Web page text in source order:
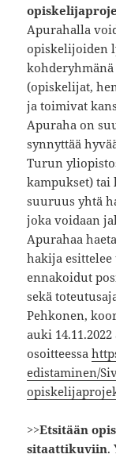
Apurahalla
opiskelijoiden
(opiskelijat,
ja toimivat
Apuraha on
synnyttää
Turun
kampukset)
suuruus yhtä
joka voidaan
Apurahaa
hakija
ennakoidut
sekä
Pehkonen,
auki
osoitteessa
edistaminen/
>>Etsitään
sitaattikuviin.